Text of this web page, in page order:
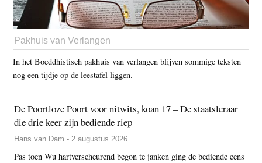
Pakhuis van Verlangen
In het Boeddhistisch pakhuis van verlangen blijven sommige teksten
nog een tijdje op de leestafel liggen.
De Poortloze Poort voor nitwits, koan 17 – De staatsleraar
die drie keer zijn bediende riep
Hans van Dam - 2 augustus 2026
Pas toen Wu hartverscheurend begon te janken ging de bediende eens